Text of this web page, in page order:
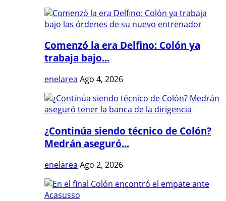
Comenzó la era Delfino: Colón ya
trabaja bajo...
enelarea Ago 4, 2026
¿Continúa siendo técnico de Colón?
Medrán aseguró...
enelarea Ago 2, 2026